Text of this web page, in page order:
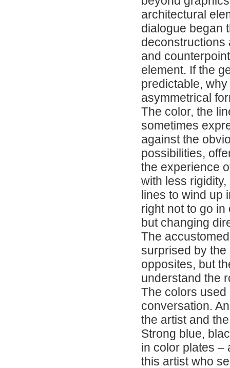
architectural
dialogue began
deconstructions
and
element. If the
predictable,
asymmetrical
The color, the
sometimes
against the
possibilities,
the experience
with less
lines to wind up
right not to go in
but changing
The
surprised by
opposites, but
understand the
The colors
conversation.
the artist and
Strong blue,
in color plates –
this artist who